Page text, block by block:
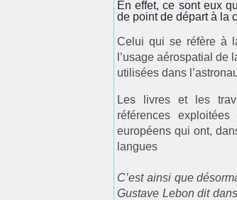
En effet, ce sont eux
de point de départ à la
Celui qui se réfère à
l’usage aérospatial
utilisées dans
Les livres et les
références
européens qui ont,
langues
C’est ainsi que
Gustave Lebon dit